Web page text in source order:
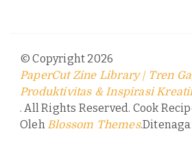
© Copyright 2026
PaperCut Zine Library | Tren
Produktivitas & Inspirasi
. All Rights Reserved. Cook
Oleh Blossom Themes